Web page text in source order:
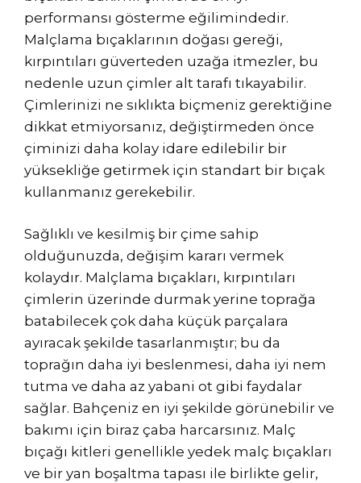
performansı gösterme eğilimindedir.
Malçlama bıçaklarının doğası gereği,
kırpıntıları güverteden uzağa itmezler, bu
nedenle uzun çimler alt tarafı tıkayabilir.
Çimlerinizi ne sıklıkta biçmeniz gerektiğine
dikkat etmiyorsanız, değiştirmeden önce
çiminizi daha kolay idare edilebilir bir
yüksekliğe getirmek için standart bir bıçak
kullanmanız gerekebilir.
Sağlıklı ve kesilmiş bir çime sahip
olduğunuzda, değişim kararı vermek
kolaydır. Malçlama bıçakları, kırpıntıları
çimlerin üzerinde durmak yerine toprağa
batabilecek çok daha küçük parçalara
ayıracak şekilde tasarlanmıştır; bu da
toprağın daha iyi beslenmesi, daha iyi nem
tutma ve daha az yabani ot gibi faydalar
sağlar. Bahçeniz en iyi şekilde görünebilir ve
bakımı için biraz çaba harcarsınız. Malç
bıçağı kitleri genellikle yedek malç bıçakları
ve bir yan boşaltma tapası ile birlikte gelir,